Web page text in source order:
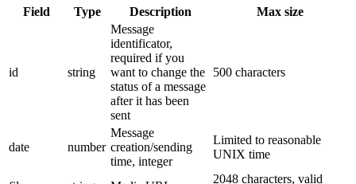
Field Type Description Max size
id string
Message
identificator,
required if you
want to change the
status of a message
after it has been
sent
500 characters
date number
Message
creation/sending
time, integer
Limited to reasonable
UNIX time
2048 characters, valid